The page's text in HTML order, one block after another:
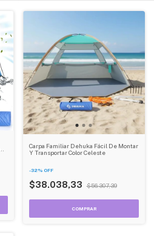
Carpa Familiar Dehuka Fácil De Montar
Y Transportar Color Celeste
-32% OFF
$38.038,33 $56.307,39